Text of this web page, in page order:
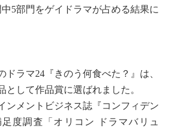
5部門をゲイドラマが占める結果に
ラマ24『きのう何食べた？』は、
として作品賞に選ばれました。
ンメントビジネス誌『コンフィデン
度調査「オリコン ドラマバリュ